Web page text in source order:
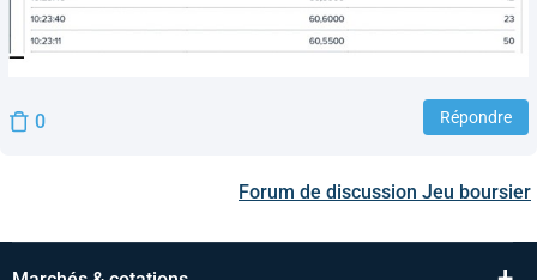
0 Répondre
Forum de discussion Jeu boursier